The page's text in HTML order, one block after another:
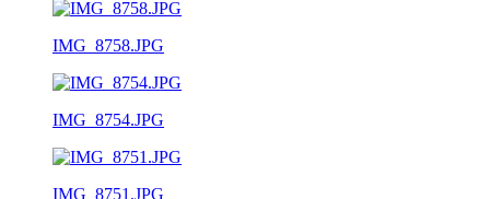
IMG_8758.JPG
IMG_8754.JPG
IMG_8751.JPG